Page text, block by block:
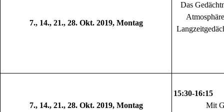
7., 14., 21., 28. Okt. 2019, Montag
Das
7., 14., 21., 28. Okt. 2019, Montag
15:30-16:15
Mit